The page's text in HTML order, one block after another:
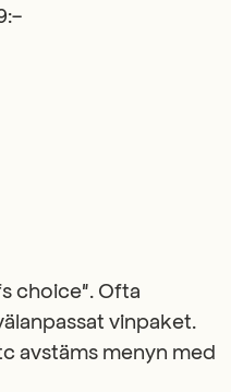
choice". Ofta
vinpaket.
avstäms menyn med